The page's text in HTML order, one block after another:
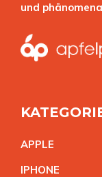
und
APPLE
IPHONE